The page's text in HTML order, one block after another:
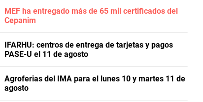
MEF ha entregado más de 65 mil certificados del
Cepanim
IFARHU: centros de entrega de tarjetas y pagos
PASE-U el 11 de agosto
Agroferias del IMA para el lunes 10 y martes 11 de
agosto